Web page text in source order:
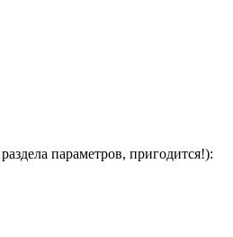
параметров, пригодится!):